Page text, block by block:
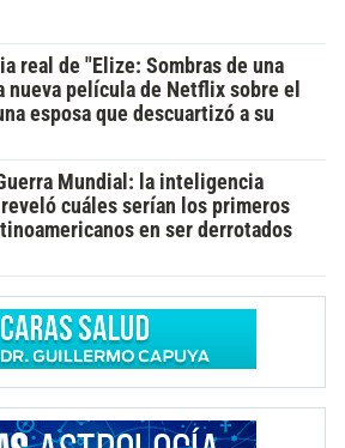
real de "Elize: Sombras de una
nueva película de Netflix sobre el
esposa que descuartizó a su
Mundial: la inteligencia
cuáles serían los primeros
en ser derrotados